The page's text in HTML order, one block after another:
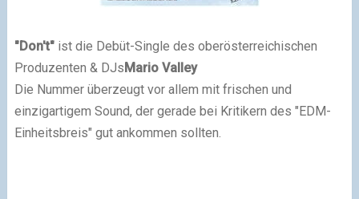
"Don't"ist die Debüt-Single des oberösterreichischen
Produzenten & DJsMario Valley
Die Nummer überzeugt vor allem mit frischen und
einzigartigem Sound, der gerade bei Kritikern des "EDM-
Einheitsbreis" gut ankommen sollten.